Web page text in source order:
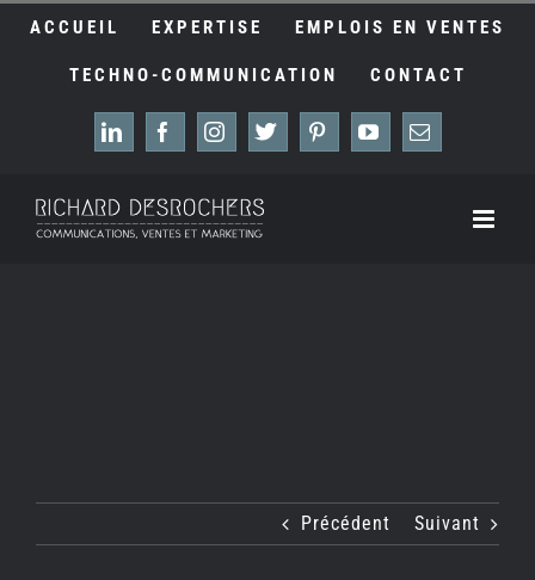
ACCUEIL EXPERTISE EMPLOIS EN VENTES
TECHNO-COMMUNICATION CONTACT
LinkedInFacebook
Instagram
X Pinterest
YouTube
Email
Précédent Suivant